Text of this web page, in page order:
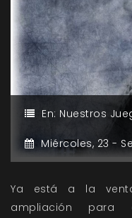
En: Nuestros
Miércoles, 23 -
Ya está a la
ampliación